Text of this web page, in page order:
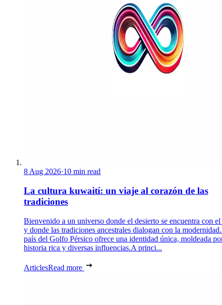
8 Aug 2026·10 min read
La cultura kuwaití: un viaje al corazón de las
tradiciones
Bienvenido a un universo donde el desierto se encuentra con el
y donde las tradiciones ancestrales dialogan con la
país del Golfo Pérsico ofrece una identidad única, moldeada
historia rica y diversas influencias.A princi...
ArticlesRead more